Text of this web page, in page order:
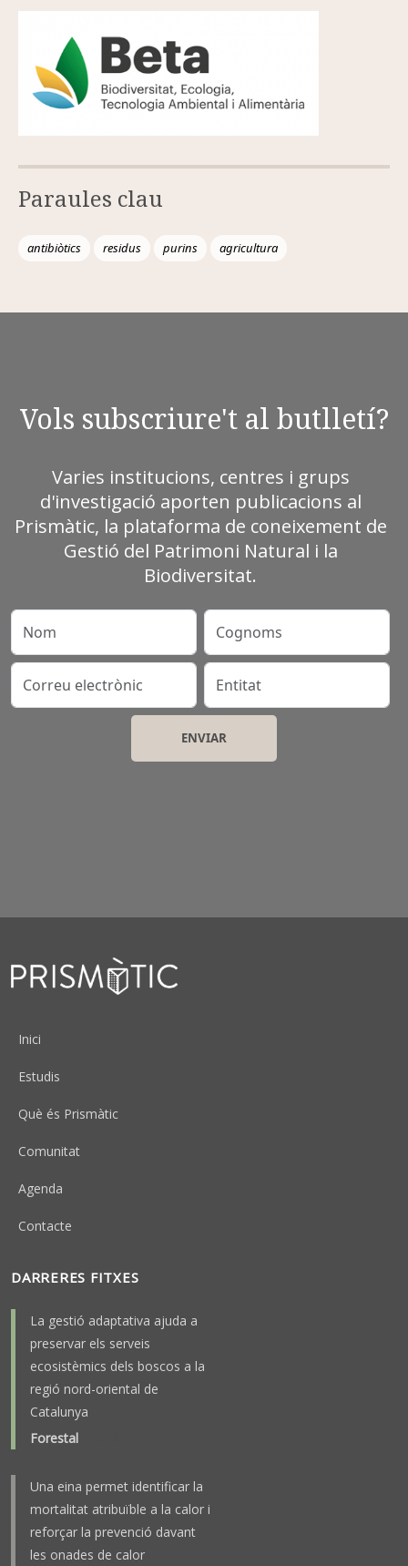
Paraules clau
antibiòtics residus purins agricultura
Vols subscriure't al butlletí?
Varies institucions, centres i grups
d'investigació aporten publicacions al
Prismàtic, la plataforma de coneixement de
Gestió del Patrimoni Natural i la
Biodiversitat.
Nom Cognoms
Correu electrònic Entitat
Peu
Inici
Estudis
Què és Prismàtic
Comunitat
Agenda
Contacte
DARRERES FITXES
La gestió adaptativa ajuda a
preservar els serveis
ecosistèmics dels boscos a la
regió nord-oriental de
Catalunya
Forestal
Una eina permet identificar la
mortalitat atribuïble a la calor i
reforçar la prevenció davant
les onades de calor